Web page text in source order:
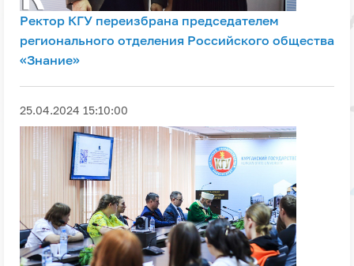
Ректор КГУ переизбрана председателем
регионального отделения Российского общества
«Знание»
25.04.2024 15:10:00